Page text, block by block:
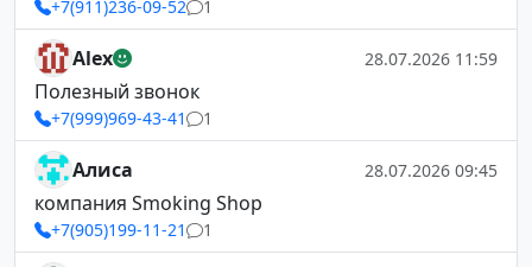
+7(911)236-09-52 1
Alex 28.07.2026 11:59
Полезный звонок
+7(999)969-43-41 1
Алиса 28.07.2026 09:45
компания Smoking Shop
+7(905)199-11-21 1